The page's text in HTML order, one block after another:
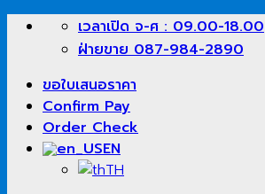
Skip
เวลาเปิด จ-ศ : 09.00-18.00
ฝ่ายขาย 087-984-2890
ขอใบเสนอราคา
Confirm Pay
Order Check
EN
TH